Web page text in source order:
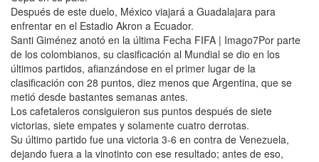
Después de este duelo, México viajará a Guadalajara para
enfrentar en el Estadio Akron a Ecuador.
Santi Giménez anotó en la última Fecha FIFA | Imago7Por parte
de los colombianos, su clasificación al Mundial se dio en los
últimos partidos, afianzándose en el primer lugar de la
clasificación con 28 puntos, diez menos que Argentina, que se
metió desde bastantes semanas antes.
Los cafetaleros consiguieron sus puntos después de siete
victorias, siete empates y solamente cuatro derrotas.
Su último partido fue una victoria 3-6 en contra de Venezuela,
dejando fuera a la vinotinto con ese resultado; antes de eso,